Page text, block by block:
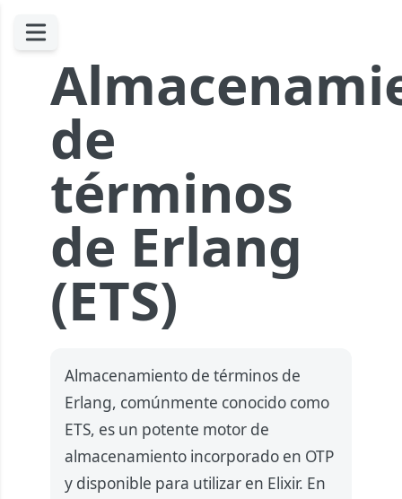
de
términos
de Erlang
(ETS)
Almacenamiento de términos de
Erlang, comúnmente conocido como
ETS, es un potente motor de
almacenamiento incorporado en OTP
y disponible para utilizar en Elixir. En